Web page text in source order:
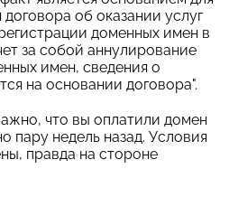
договора об оказании услуг
доменных имен в
за собой аннулирование
имен, сведения о
на основании договора".
что вы оплатили домен
пару недель назад. Условия
правда на стороне